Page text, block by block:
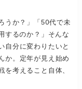
うか？」「50代で未
するのか？」そんな
自分に変わりたいと
か。定年が見え始め
を考えること自体、